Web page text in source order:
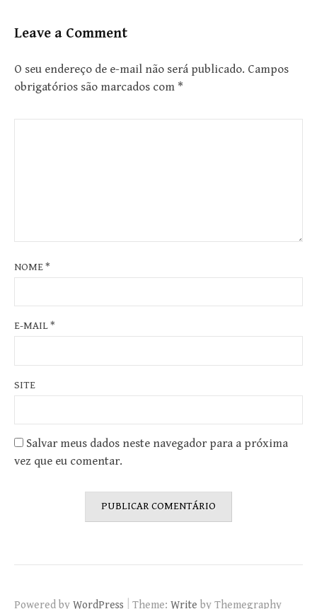
Leave a Comment
O seu endereço de e-mail não será publicado. Campos
obrigatórios são marcados com *
NOME*
E-MAIL*
SITE
Salvar meus dados neste navegador para a próxima
vez que eu comentar.
Powered by WordPress Theme: Write by Themegraphy